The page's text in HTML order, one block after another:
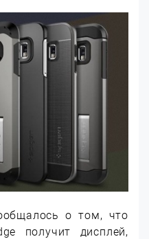
о том, что
получит дисплей,